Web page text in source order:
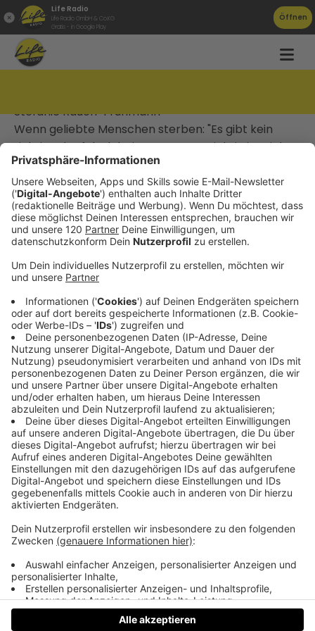
Life Radio
Life Radio GmbH & Co.KG
Gratis - in Google Play
Öffnen
Stefanie Rauch-Frühmann
Wenn geliebte Menschen sterben: "Es gibt kein
richtig oder falsch beim Trauern - wichtig ist, sich
selbst zu erlauben, traurig zu sein", sagt
Psychotherapeutin Stefanie Rauch-Frühmann.
Zu Allerheiligen denken wir bewusst an Verstorbene
- Trauer kennt aber keine Jahreszeit: Sie kommt oft
überraschend und verlangt, dass wir innehalten.
Psychotherapeutin Stefanie Rauch-Frühmann gibt
im Podcast-Interview Tipps, wie die Trauer leichter
werden kann.
Alle Episoden des „gesund & glücklich“-Podcasts
sowie alles rund um Gesundheit in den
OÖNachrichten gibt’s auf
https://www.nachrichten.at/gesundheit
Unser Geschenk für alle Pocast-Hörer:innen: 4
Wochen OÖNachrichten gratis testen unter
http://nachrichten.at/testen
Folgt uns in der Podcast-App des Vertrauens und
lasst uns gerne Sternchen oder Kommentare da!
Feedback, Ideen, Anregungen oder Interesse an
Werbepartnerschaften? Schreibt uns doch:
podcasts@nachrichten.at
Artlist
DatenschutzImpressumAGBsJobsKontaktWerben